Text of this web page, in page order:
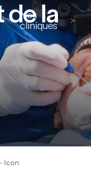
Nos
cliniques
de la
Icon